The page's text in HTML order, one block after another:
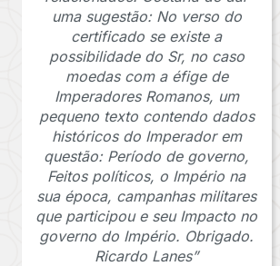
uma sugestão: No verso do
certificado se existe a
possibilidade do Sr, no caso
moedas com a éfige de
Imperadores Romanos, um
pequeno texto contendo dados
históricos do Imperador em
questão: Período de governo,
Feitos políticos, o Império na
sua época, campanhas militares
que participou e seu Impacto no
governo do Império. Obrigado.
Ricardo Lanes”